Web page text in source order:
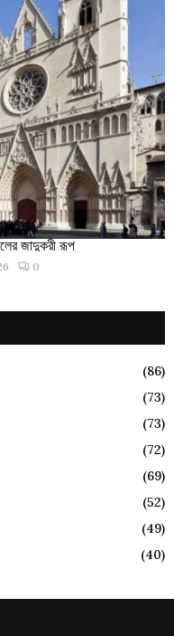
জাদুকরী রূপ
0
(86)
(73)
(73)
(72)
(69)
(52)
(49)
(40)